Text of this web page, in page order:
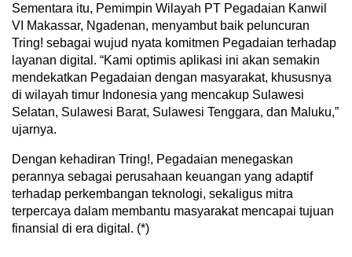
Sementara itu, Pemimpin Wilayah PT Pegadaian Kanwil
VI Makassar, Ngadenan, menyambut baik peluncuran
Tring! sebagai wujud nyata komitmen Pegadaian terhadap
layanan digital. “Kami optimis aplikasi ini akan semakin
mendekatkan Pegadaian dengan masyarakat, khususnya
di wilayah timur Indonesia yang mencakup Sulawesi
Selatan, Sulawesi Barat, Sulawesi Tenggara, dan Maluku,”
ujarnya.
Dengan kehadiran Tring!, Pegadaian menegaskan
perannya sebagai perusahaan keuangan yang adaptif
terhadap perkembangan teknologi, sekaligus mitra
terpercaya dalam membantu masyarakat mencapai tujuan
finansial di era digital. (*)